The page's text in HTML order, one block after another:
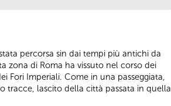
percorsa sin dai tempi più antichi da
zona di Roma ha vissuto nel corso dei
Imperiali. Come in una passeggiata,
tracce, lascito della città passata in quella